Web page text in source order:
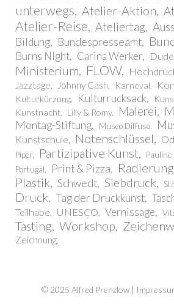
unterwegs Atelier-Aktion
Atelier-Reise Ateliertag
Bildung
Bundespresseamt
Burns NIght Carina Werker
Ministerium
FLOW
Jazztage Johnny Cash Karneval
Kulturkürzung Kulturrucksack
Kunstnacht
Lilly & Romy Malerei
Montag-Stiftung Museo Diffuso
Kunstschule
Notenschlüssel
Piper
Partizipative Kunst Pauline
Portugal Print & Pizza Radierung
Plastik Schwedt Siebdruck
Druck Tag der Druckkunst
Teilhabe UNESCO Vernissage
Tasting Workshop
Zeichnung
© 2025 Alfred Prenzlow |